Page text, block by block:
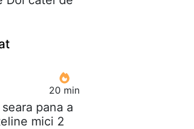
20 min
pana a
mici 2